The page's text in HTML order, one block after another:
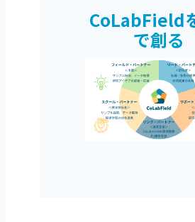
CoLabField
で創る